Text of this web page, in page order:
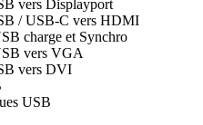
vers Displayport
/ USB-C vers HDMI
charge et Synchro
vers VGA
vers DVI
USB